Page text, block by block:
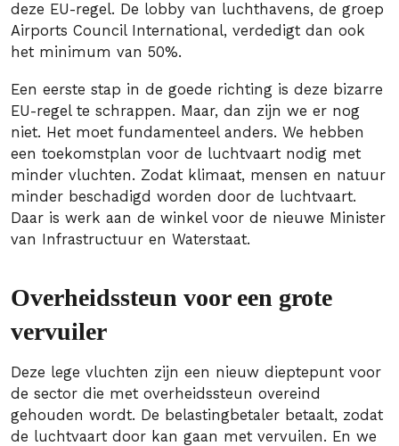
deze EU-regel. De lobby van luchthavens, de groep
Airports Council International, verdedigt dan ook
het minimum van 50%.
Een eerste stap in de goede richting is deze bizarre
EU-regel te schrappen. Maar, dan zijn we er nog
niet. Het moet fundamenteel anders. We hebben
een toekomstplan voor de luchtvaart nodig met
minder vluchten. Zodat klimaat, mensen en natuur
minder beschadigd worden door de luchtvaart.
Daar is werk aan de winkel voor de nieuwe Minister
van Infrastructuur en Waterstaat.
Overheidssteun voor een grote
vervuiler
Deze lege vluchten zijn een nieuw dieptepunt voor
de sector die met overheidssteun overeind
gehouden wordt. De belastingbetaler betaalt, zodat
de luchtvaart door kan gaan met vervuilen. En we